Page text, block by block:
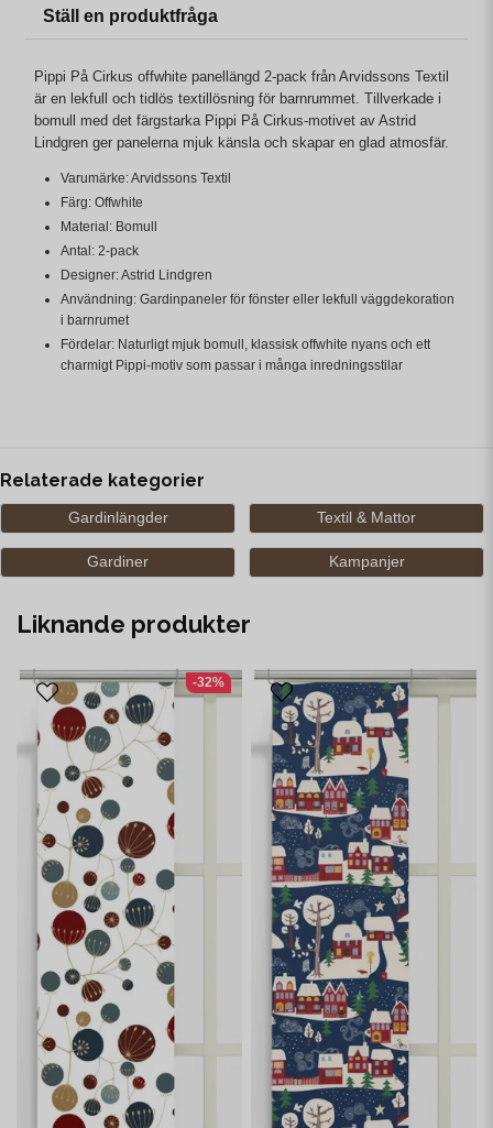
Ställ en produktfråga
Pippi På Cirkus offwhite panellängd 2-pack från Arvidssons Textil
är en lekfull och tidlös textillösning för barnrummet. Tillverkade i
bomull med det färgstarka Pippi På Cirkus-motivet av Astrid
Lindgren ger panelerna mjuk känsla och skapar en glad atmosfär.
Varumärke: Arvidssons Textil
Färg: Offwhite
Material: Bomull
Antal: 2-pack
Designer: Astrid Lindgren
Användning: Gardinpaneler för fönster eller lekfull väggdekoration
i barnrumet
Fördelar: Naturligt mjuk bomull, klassisk offwhite nyans och ett
charmigt Pippi-motiv som passar i många inredningsstilar
Relaterade kategorier
Gardinlängder Textil & Mattor
Gardiner Kampanjer
Liknande produkter
-32%